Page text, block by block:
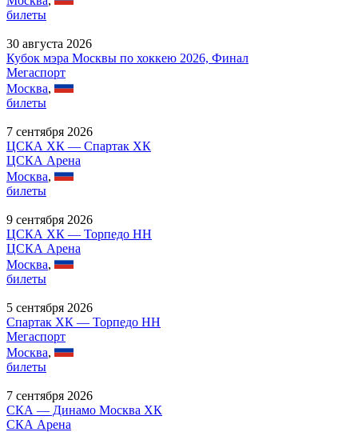
билеты
30 августа 2026
Кубок мэра Москвы по хоккею 2026, Финал
Мегаспорт
Москва,
билеты
7 сентября 2026
ЦСКА ХК — Спартак ХК
ЦСКА Арена
Москва,
билеты
9 сентября 2026
ЦСКА ХК — Торпедо НН
ЦСКА Арена
Москва,
билеты
5 сентября 2026
Спартак ХК — Торпедо НН
Мегаспорт
Москва,
билеты
7 сентября 2026
СКА — Динамо Москва ХК
СКА Арена